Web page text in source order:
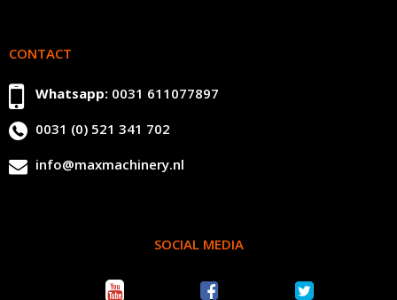
CONTACT
Whatsapp: 0031 611077897
0031 (0) 521 341 702
info@maxmachinery.nl
SOCIAL MEDIA